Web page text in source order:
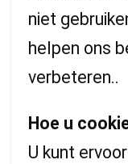
niet
helpen ons
verbeteren..
Hoe u
U kunt